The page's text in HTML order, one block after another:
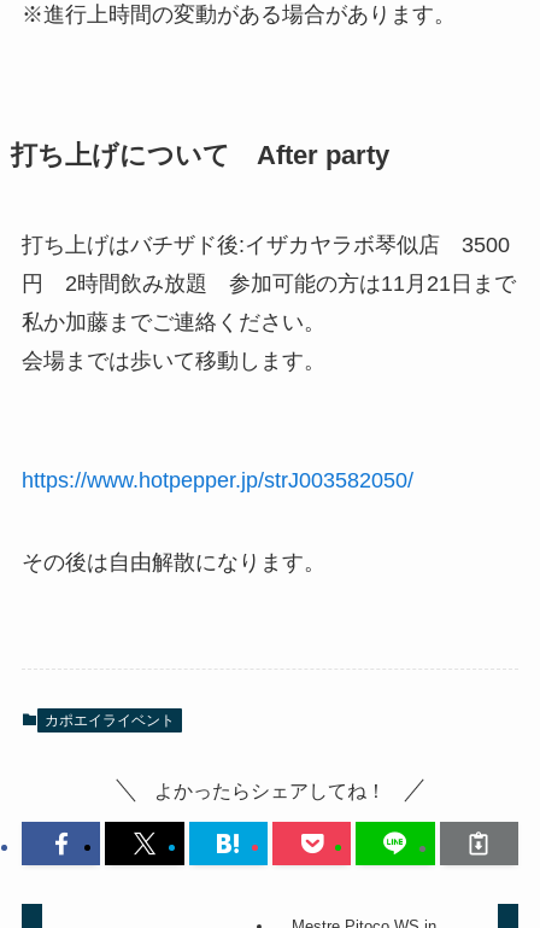
※進行上時間の変動がある場合があります。
打ち上げについて After party
打ち上げはバチザド後:イザカヤラボ琴似店 3500
円 2時間飲み放題 参加可能の方は11月21日まで
私か加藤までご連絡ください。
会場までは歩いて移動します。
https://www.hotpepper.jp/strJ003582050/
その後は自由解散になります。
カポエイライベント
よかったらシェアしてね！